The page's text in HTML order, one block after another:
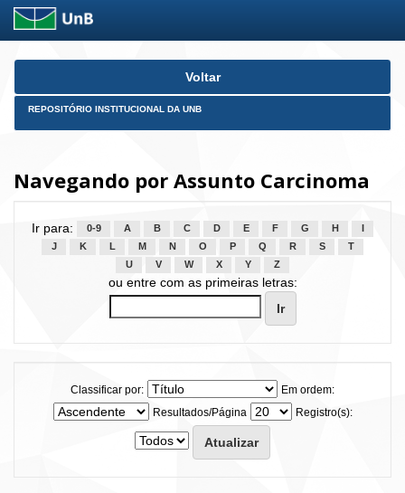
Skip
Voltar
REPOSITÓRIO INSTITUCIONAL DA UNB
Navegando por Assunto Carcinoma
Ir para: 0-9 A B C D E F G H
J
K L M N O P Q R S
T
U
V W X Y Z
ou entre com as primeiras letras:
Classificar por:
Em ordem:
Resultados/Página
Registro(s):